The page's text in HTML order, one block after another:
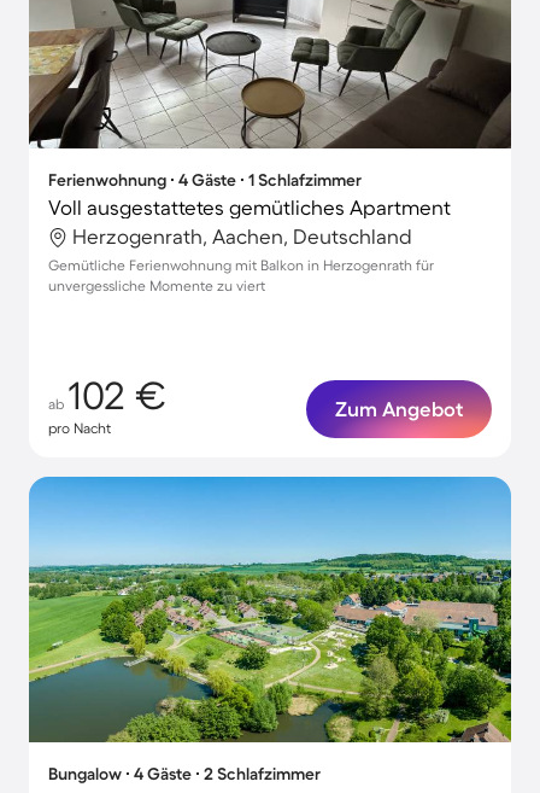
Ferienwohnung ∙ 4 Gäste ∙ 1 Schlafzimmer
Voll ausgestattetes gemütliches Apartment
Herzogenrath, Aachen, Deutschland
Gemütliche Ferienwohnung mit Balkon in Herzogenrath für
unvergessliche Momente zu viert
ab 102 €
pro Nacht
Zum Angebot
Bungalow ∙ 4 Gäste ∙ 2 Schlafzimmer